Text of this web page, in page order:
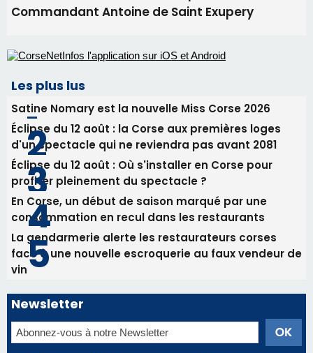
Commandant Antoine de Saint Exupery
Les plus lus
Satine Nomary est la nouvelle Miss Corse 2026
Éclipse du 12 août : la Corse aux premières loges
d'un spectacle qui ne reviendra pas avant 2081
Éclipse du 12 août : Où s'installer en Corse pour
profiter pleinement du spectacle ?
En Corse, un début de saison marqué par une
consommation en recul dans les restaurants
La gendarmerie alerte les restaurateurs corses
face à une nouvelle escroquerie au faux vendeur de
vin
Newsletter